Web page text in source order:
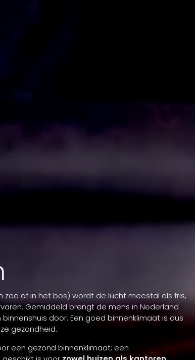
zee of in het bos) wordt de lucht meestal als fris,
Gemiddeld brengt de mens in Nederland
door. Een goed binnenklimaat is dus
gezondheid.
een gezond binnenklimaat; een